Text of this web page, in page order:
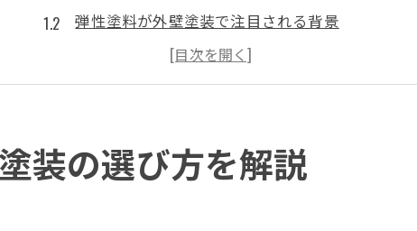
弾性塗料が外壁塗装で注目される背景
外壁塗装選びで避けたい色と失敗例
柔軟性の高い塗料を見極める実践ポイント
弾性塗料の外壁塗装が持つ本当の強みとは
外壁塗装に弾性塗料を選ぶメリットを解説
装の選び方を解説